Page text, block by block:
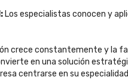
Los especialistas conocen y
crece constantemente y la
en una solución
centrarse en su